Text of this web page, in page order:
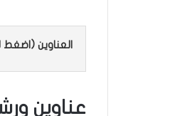
العناوين (اضغط
عناوين